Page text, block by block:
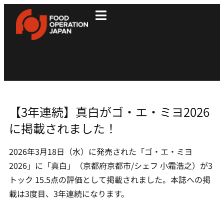
【3年連続】真白がゴ・エ・ミヨ2026
に掲載されました！
2026年3月18日（水）に発売された「ゴ・エ・ミヨ
2026」に「真白」（京都府京都市/シェフ 小霜浩之）が3
トック 15.5点の評価として掲載されました。本誌への掲
載は3度目、3年連続になります。